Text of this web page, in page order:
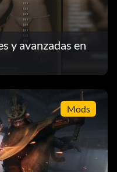
y avanzadas en
Mods